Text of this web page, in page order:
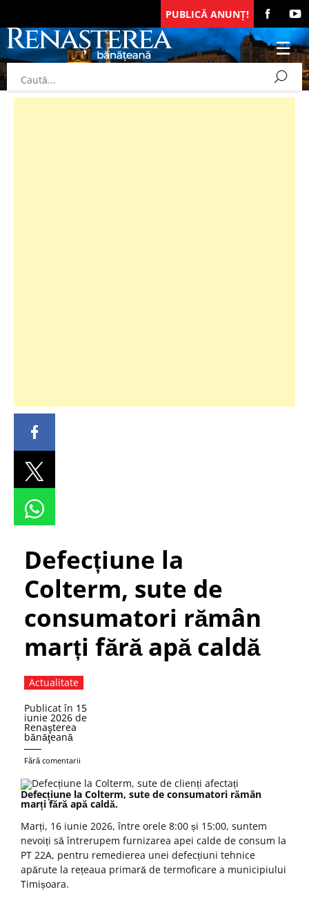
PUBLICĂ ANUNȚ!
Defecțiune la
Colterm, sute de
consumatori rămân
marți fără apă caldă
Actualitate
Publicat în 15
iunie 2026 de
Renaşterea
bănăţeană
Fără comentarii
Defecțiune la Colterm, sute de consumatori rămân
marți fără apă caldă.
Marți, 16 iunie 2026, între orele 8:00 și 15:00, suntem
nevoiți să întrerupem furnizarea apei calde de consum la
PT 22A, pentru remedierea unei defecțiuni tehnice
apărute la rețeaua primară de termoficare a municipiului
Timișoara.